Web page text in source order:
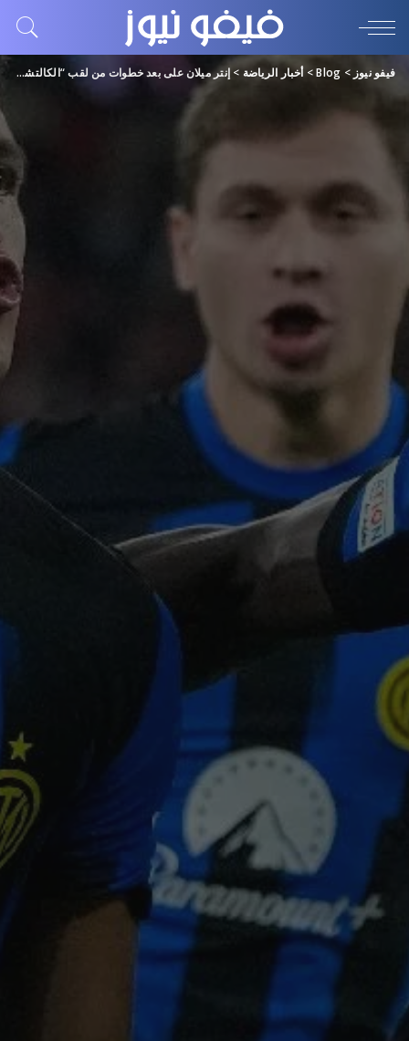
فيفو نيوز >
Blog
>أخبار الرياضة > إنتر ميلان على بعد خطوات من لقب “الكالتشيو”